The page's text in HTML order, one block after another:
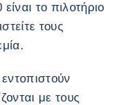
το πιλοτήριο
τους
με τους